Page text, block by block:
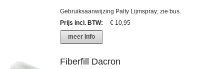
Gebruiksaanwijzing Palty Lijmspray; zie bus.
Prijs incl. BTW:
€ 10,95
meer info
Fiberfill Dacron